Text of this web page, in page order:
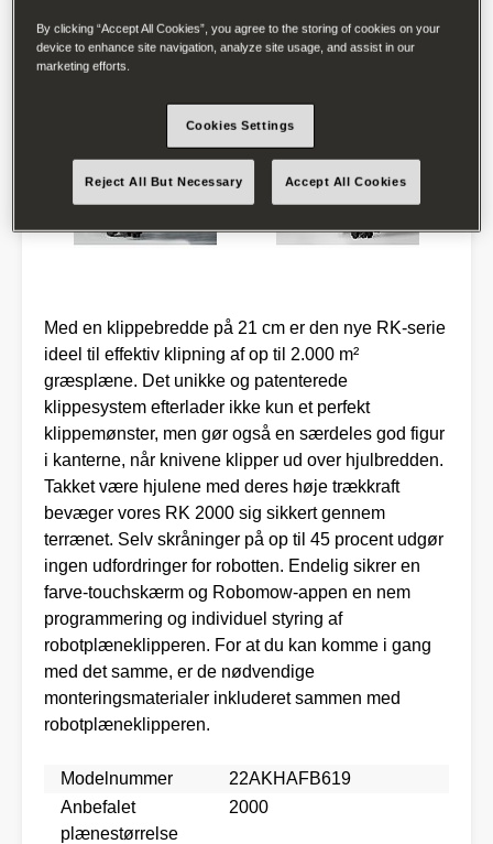
Med en klippebredde på 21 cm er den nye RK-serie
ideel til effektiv klipning af op til 2.000 m²
græsplæne. Det unikke og patenterede
klippesystem efterlader ikke kun et perfekt
klippemønster, men gør også en særdeles god figur
i kanterne, når knivene klipper ud over hjulbredden.
Takket være hjulene med deres høje trækkraft
bevæger vores RK 2000 sig sikkert gennem
terrænet. Selv skråninger på op til 45 procent udgør
ingen udfordringer for robotten. Endelig sikrer en
farve-touchskærm og Robomow-appen en nem
programmering og individuel styring af
robotplæneklipperen. For at du kan komme i gang
med det samme, er de nødvendige
monteringsmaterialer inkluderet sammen med
robotplæneklipperen.
Modelnummer
22AKHAFB619
Anbefalet
plænestørrelse
2000
By clicking “Accept All Cookies”, you agree to the storing of cookies on your
device to enhance site navigation, analyze site usage, and assist in our
marketing efforts.
Cookies Settings
Reject All But Necessary Accept All Cookies